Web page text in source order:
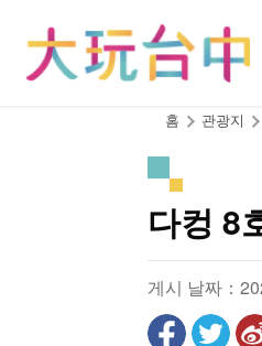
홈 관광지
다컹 8
게시 날짜：